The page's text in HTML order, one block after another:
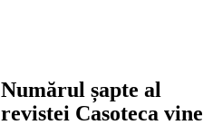
Numărul șapte al
revistei Casoteca vine